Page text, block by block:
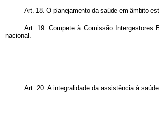
Art. 18. O planejamento da saúde em âmbito
Art. 19. Compete à Comissão
nacional.
Art. 20. A integralidade da assistência à